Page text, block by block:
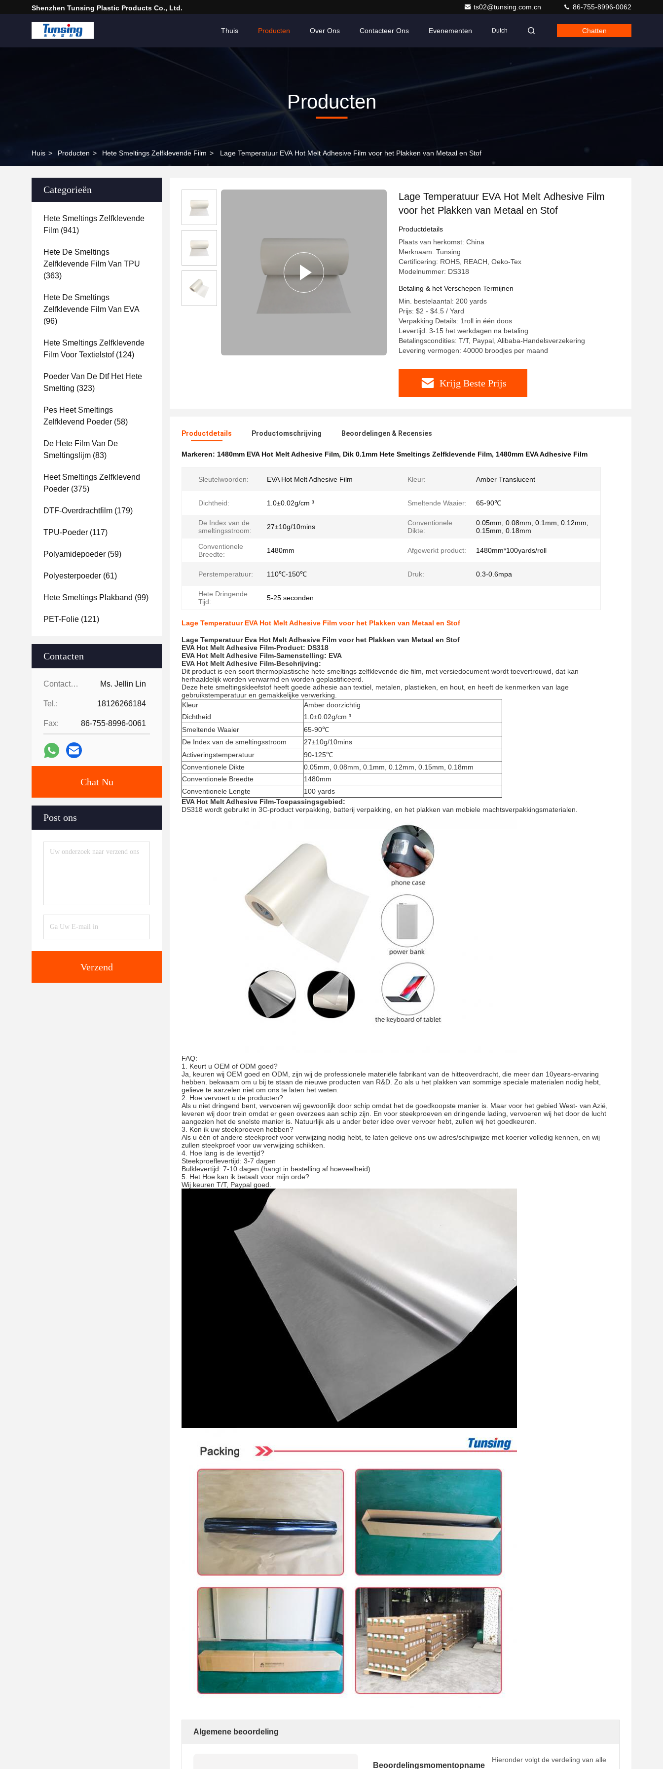
Shenzhen Tunsing Plastic Products Co., Ltd. ts02@tunsing.com.cn 86-755-8996-0062
Thuis Producten Over Ons Contacteer Ons Evenementen Dutch Chatten
Producten
Huis > Producten > Hete Smeltings Zelfklevende Film > Lage Temperatuur EVA Hot Melt Adhesive Film voor het Plakken van Metaal en Stof
Categorieën
Hete Smeltings Zelfklevende
Film (941)
Hete De Smeltings
Zelfklevende Film Van TPU
(363)
Hete De Smeltings
Zelfklevende Film Van EVA
(96)
Hete Smeltings Zelfklevende
Film Voor Textielstof(124)
Poeder Van De Dtf Het Hete
Smelting (323)
Pes Heet Smeltings
Zelfklevend Poeder (58)
De Hete Film Van De
Smeltingslijm (83)
Heet Smeltings Zelfklevend
Poeder (375)
DTF-Overdrachtfilm (179)
TPU-Poeder (117)
Polyamidepoeder (59)
Polyesterpoeder (61)
Hete Smeltings Plakband (99)
PET-Folie (121)
Contacten
Contacten: Ms. Jellin Lin
Tel.: 18126266184
Fax: 86-755-8996-0061
Chat Nu
Post ons
Verzend
Lage Temperatuur EVA Hot Melt Adhesive Film
voor het Plakken van Metaal en Stof
Productdetails
Plaats van herkomst: China
Merknaam: Tunsing
Certificering: ROHS, REACH, Oeko-Tex
Modelnummer: DS318
Betaling & het Verschepen Termijnen
Min. bestelaantal: 200 yards
Prijs: $2 - $4.5 / Yard
Verpakking Details: 1roll in één doos
Levertijd: 3-15 het werkdagen na betaling
Betalingscondities: T/T, Paypal, Alibaba-Handelsverzekering
Levering vermogen: 40000 broodjes per maand
Krijg Beste Prijs
Productdetails Productomschrijving Beoordelingen & Recensies
Markeren: 1480mm EVA Hot Melt Adhesive Film, Dik 0.1mm Hete Smeltings Zelfklevende Film, 1480mm EVA Adhesive Film
Sleutelwoorden: EVA Hot Melt Adhesive Film Kleur: Amber Translucent
Dichtheid: 1.0±0.02g/cm ³ Smeltende Waaier: 65-90℃
De Index van de
smeltingsstroom:
27±10g/10mins
Conventionele
Dikte:
0.05mm, 0.08mm, 0.1mm, 0.12mm,
0.15mm, 0.18mm
Conventionele
Breedte:
1480mm Afgewerkt product: 1480mm*100yards/roll
Perstemperatuur: 110℃-150℃ Druk: 0.3-0.6mpa
Hete Dringende
Tijd:
5-25 seconden
Lage Temperatuur EVA Hot Melt Adhesive Film voor het Plakken van Metaal en Stof
Lage Temperatuur Eva Hot Melt Adhesive Film voor het Plakken van Metaal en Stof
EVA Hot Melt Adhesive Film-Product: DS318
EVA Hot Melt Adhesive Film-Samenstelling: EVA
EVA Hot Melt Adhesive Film-Beschrijving:
Dit product is een soort thermoplastische hete smeltings zelfklevende die film, met versiedocument wordt toevertrouwd, dat kan
herhaaldelijk worden verwarmd en worden geplastificeerd.
Deze hete smeltingskleefstof heeft goede adhesie aan textiel, metalen, plastieken, en hout, en heeft de kenmerken van lage
gebruikstemperatuur en gemakkelijke verwerking.
Kleur
Amber doorzichtig
Dichtheid
1.0±0.02g/cm ³
Smeltende Waaier
65-90℃
De Index van de smeltingsstroom
27±10g/10mins
Activeringstemperatuur
90-125℃
Conventionele Dikte
0.05mm, 0.08mm, 0.1mm, 0.12mm, 0.15mm, 0.18mm
Conventionele Breedte
1480mm
Conventionele Lengte
100 yards
EVA Hot Melt Adhesive Film-Toepassingsgebied:
DS318 wordt gebruikt in 3C-product verpakking, batterij verpakking, en het plakken van mobiele machtsverpakkingsmaterialen.
FAQ:
1. Keurt u OEM of ODM goed?
Ja, keuren wij OEM goed en ODM, zijn wij de professionele materiële fabrikant van de hitteoverdracht, die meer dan 10years-ervaring
hebben. bekwaam om u bij te staan de nieuwe producten van R&D. Zo als u het plakken van sommige speciale materialen nodig hebt,
gelieve te aarzelen niet om ons te laten het weten.
2. Hoe vervoert u de producten?
Als u niet dringend bent, vervoeren wij gewoonlijk door schip omdat het de goedkoopste manier is. Maar voor het gebied West- van Azië,
leveren wij door trein omdat er geen overzees aan schip zijn. En voor steekproeven en dringende lading, vervoeren wij het door de lucht
aangezien het de snelste manier is. Natuurlijk als u ander beter idee over vervoer hebt, zullen wij het goedkeuren.
3. Kon ik uw steekproeven hebben?
Als u één of andere steekproef voor verwijzing nodig hebt, te laten gelieve ons uw adres/schipwijze met koerier volledig kennen, en wij
zullen steekproef voor uw verwijzing schikken.
4. Hoe lang is de levertijd?
Steekproeflevertijd: 3-7 dagen
Bulklevertijd: 7-10 dagen (hangt in bestelling af hoeveelheid)
5. Het Hoe kan ik betaalt voor mijn orde?
Wij keuren T/T, Paypal goed.
Algemene beoordeling
Beoordelingsmomentopname
Hieronder volgt de verdeling van alle